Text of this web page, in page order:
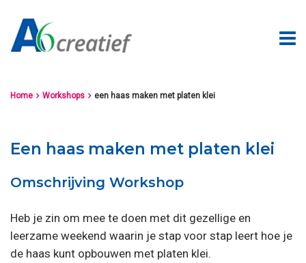
Home  Workshops  een haas maken met platen klei
Een haas maken met platen klei
Omschrijving Workshop
Heb je zin om mee te doen met dit gezellige en
leerzame weekend waarin je stap voor stap leert hoe je
de haas kunt opbouwen met platen klei.